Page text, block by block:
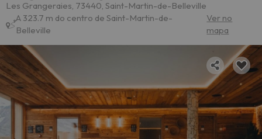
Les Grangeraies, 73440, Saint-Martin-de-Belleville
A 323.7 m do centro de Saint-Martin-de-
Belleville
Ver no
mapa